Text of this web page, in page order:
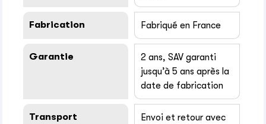
Fabrication Fabriqué en France
Garantie
2 ans, SAV garanti
jusqu’à 5 ans après la
date de fabrication
Transport
Envoi et retour avec